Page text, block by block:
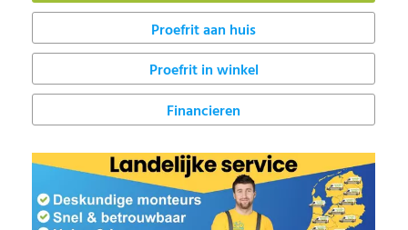
Proefrit in winkel
Financieren